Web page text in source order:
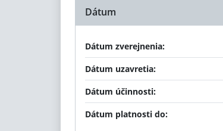
Dátum
Dátum zverejnenia:
Dátum uzavretia:
Dátum účinnosti:
Dátum platnosti do: